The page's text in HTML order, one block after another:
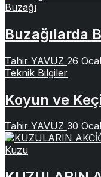
Buzağı
Buzağılarda
Tahir YAVUZ 26
Teknik Bilgiler
Koyun ve
Tahir YAVUZ 30
Kuzu